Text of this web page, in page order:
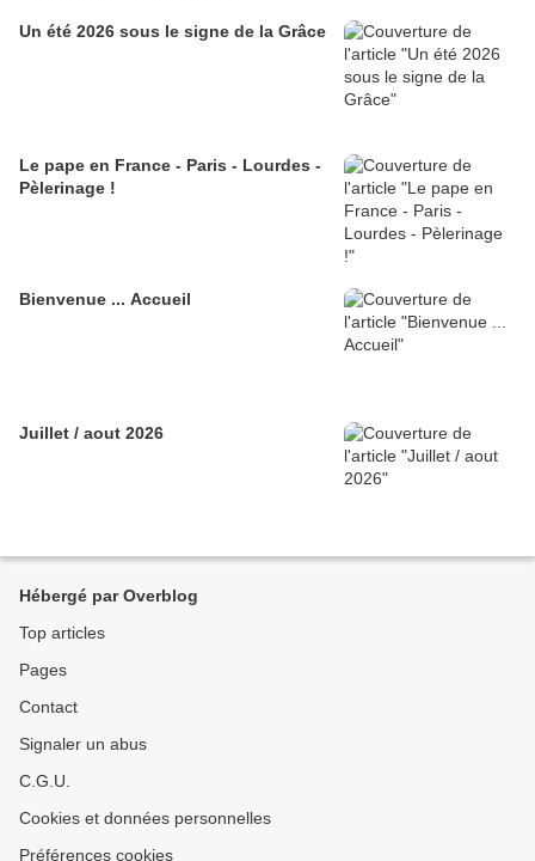
Un été 2026 sous le signe de la Grâce
Le pape en France - Paris - Lourdes -
Pèlerinage !
Bienvenue ... Accueil
Juillet / aout 2026
Hébergé par Overblog
Top articles
Pages
Contact
Signaler un abus
C.G.U.
Cookies et données personnelles
Préférences cookies